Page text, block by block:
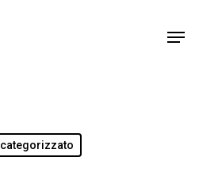
categorizzato